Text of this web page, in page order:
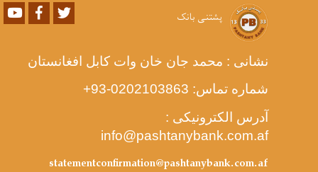
پشتنی بانک Youtube Facebook
نشانی : محمد جان خان وات کابل افغانستان
شماره تماس: -0202103863
93+
آدرس الکترونیکی :
info@pashtanybank.com.af
statementconfirmation@pashtanybank.com.af